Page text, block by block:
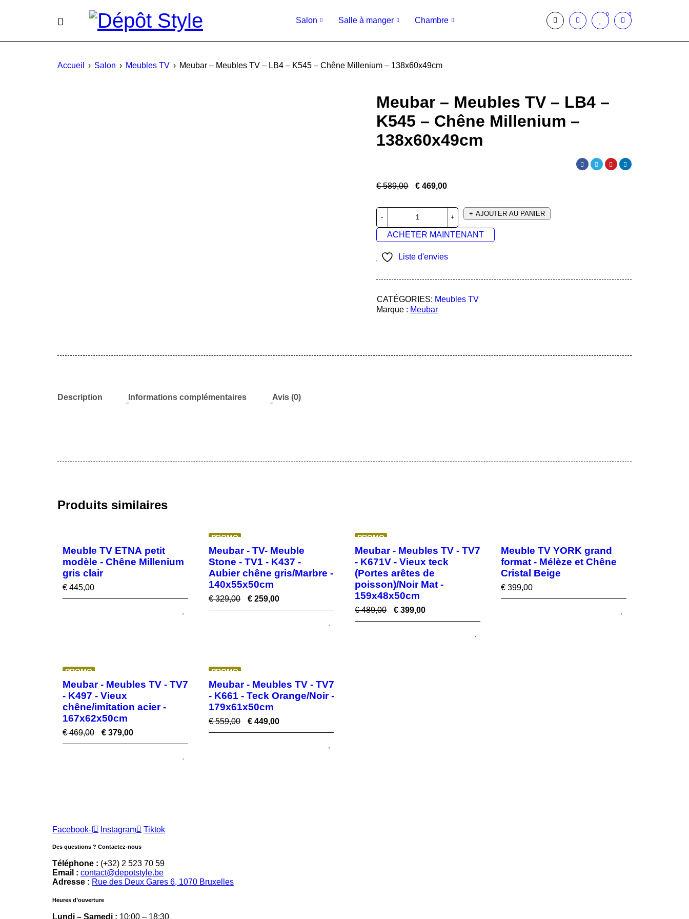
Salon Salle à manger Chambre
0 0
Accueil › Salon › Meubles TV › Meubar – Meubles TV – LB4 – K545 – Chêne Millenium – 138x60x49cm
Meubar – Meubles TV – LB4 –
K545 – Chêne Millenium –
138x60x49cm
€589,00 € 469,00
AJOUTER AU PANIER
ACHETER MAINTENANT
Liste d'envies
CATÉGORIES: Meubles TV
Marque : Meubar
Description Informations complémentaires Avis (0)
Produits similaires
Meuble TV ETNA petit
modèle - Chêne Millenium
gris clair
€ 445,00
PROMO
Meubar - TV- Meuble
Stone - TV1 - K437 -
Aubier chêne gris/Marbre -
140x55x50cm
€329,00 € 259,00
PROMO
Meubar - Meubles TV - TV7
- K671V - Vieux teck
(Portes arêtes de
poisson)/Noir Mat -
159x48x50cm
€489,00 € 399,00
Meuble TV YORK grand
format - Mélèze et Chêne
Cristal Beige
€ 399,00
PROMO
Meubar - Meubles TV - TV7
- K497 - Vieux
chêne/imitation acier -
167x62x50cm
€469,00 € 379,00
PROMO
Meubar - Meubles TV - TV7
- K661 - Teck Orange/Noir -
179x61x50cm
€559,00 € 449,00
Facebook-f Instagram Tiktok
Des questions ? Contactez-nous
Téléphone : (+32) 2 523 70 59
Email : contact@depotstyle.be
Adresse : Rue des Deux Gares 6, 1070 Bruxelles
Heures d’ouverture
Lundi – Samedi : 10:00 – 18:30